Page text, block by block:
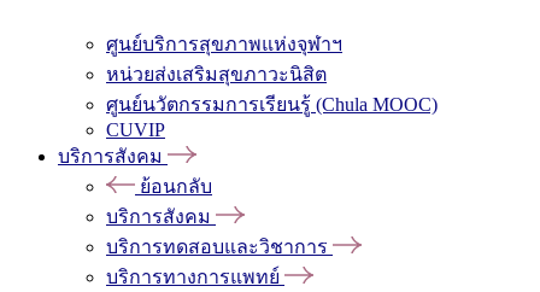
ศูนย์บริการสุขภาพแห่งจุฬาฯ
หน่วยส่งเสริมสุขภาวะนิสิต
ศูนย์นวัตกรรมการเรียนรู้ (Chula MOOC)
CUVIP
บริการสังคม
ย้อนกลับ
บริการสังคม
บริการทดสอบและวิชาการ
บริการทางการแพทย์